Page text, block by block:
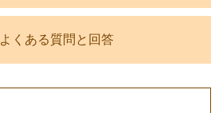
よくある質問と回答